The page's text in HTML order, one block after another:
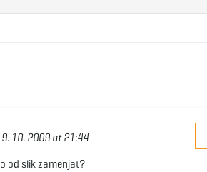
10. 2009 at 21:44
od slik zamenjat?